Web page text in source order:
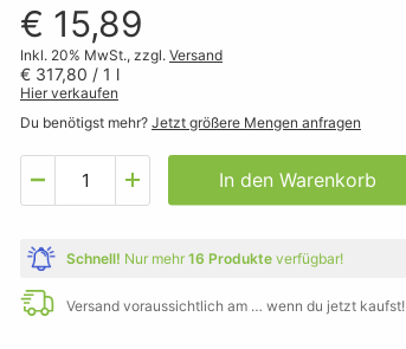
€ 15,89
Inkl. 20% MwSt., zzgl. Versand
€ 317,80 / 1 l
Hier verkaufen
Du benötigst mehr? Jetzt größere Mengen anfragen
In den Warenkorb
Schnell! Nur mehr 16 Produkte verfügbar!
Versand voraussichtlich am … wenn du jetzt kaufst!